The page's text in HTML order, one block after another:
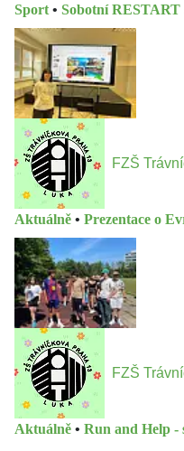
Sport • Sobotní RESTART
FZŠ
Aktuálně • Prezentace o
FZŠ
Aktuálně • Run and Help -